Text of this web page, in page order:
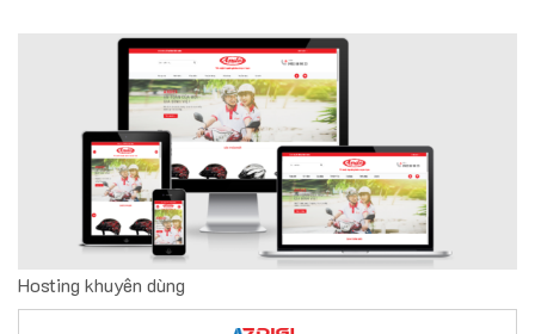
Hosting khuyên dùng